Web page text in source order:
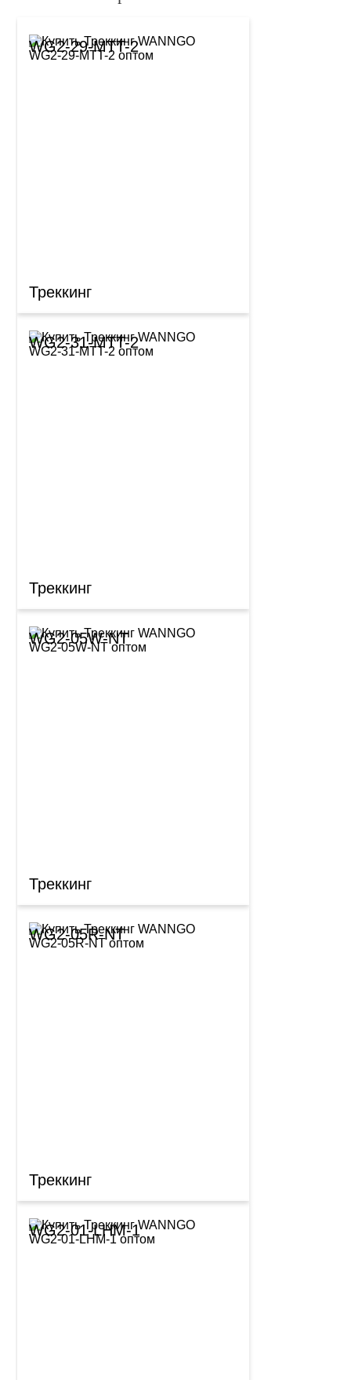
WG2-29-MTT-2
Треккинг
WG2-31-MTT-2
Треккинг
WG2-05W-NT
Треккинг
WG2-05R-NT
Треккинг
WG2-01-LHM-1